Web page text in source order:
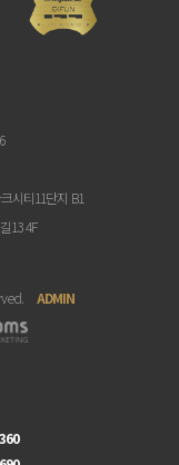
시티11단지 B1
13 4F
ADMIN
360